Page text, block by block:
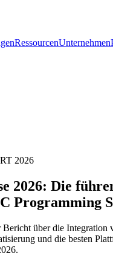
RessourcenUnternehmen
2026
2026: Die
Programming
Bericht über die Integration
und die besten